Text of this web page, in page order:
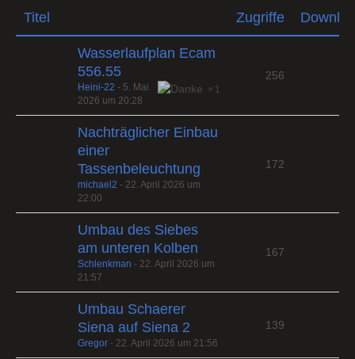
Titel Zugriffe
Wasserlaufplan Ecam
556.55
1
Heini-22 - 5. Mai
2026 um 20:28
256
Nachträglicher Einbau
einer
Tassenbeleuchtung
michael2 - 22. April 2026 um
22:00
172
Umbau des Siebes
am unteren Kolben
Schlenkman - 22. April 2026 um
21:57
167
Umbau Schaerer
Siena auf Siena 2
Gregor - 22. April 2026 um 21:56
139